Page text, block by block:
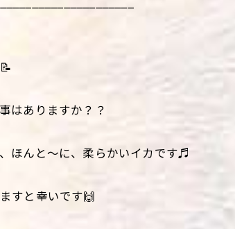
はありますか？？
ほんと〜に、柔らかいイカです♬
すと幸いです🙌